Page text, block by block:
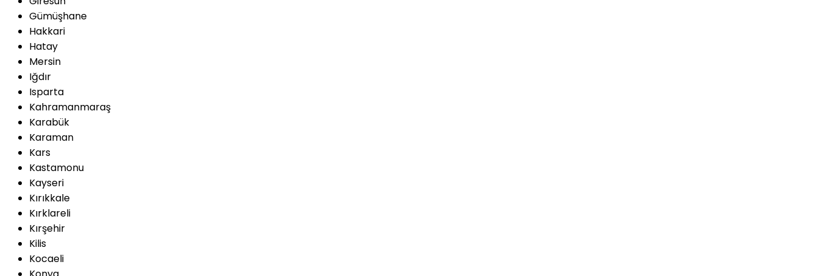
Gümüşhane
Hakkari
Hatay
Mersin
Iğdır
Isparta
Kahramanmaraş
Karabük
Karaman
Kars
Kastamonu
Kayseri
Kırıkkale
Kırklareli
Kırşehir
Kilis
Kocaeli